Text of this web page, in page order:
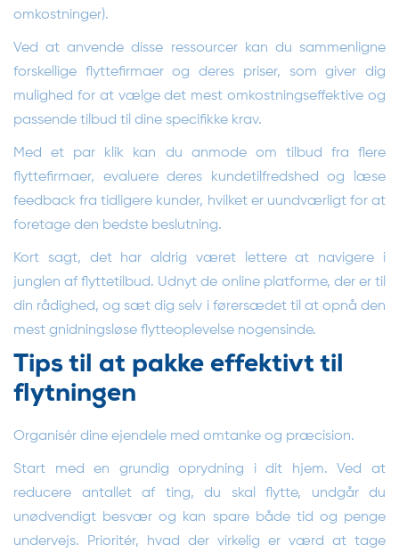
omkostninger).
Ved at anvende disse ressourcer kan du sammenligne
forskellige flyttefirmaer og deres priser, som giver dig
mulighed for at vælge det mest omkostningseffektive og
passende tilbud til dine specifikke krav.
Med et par klik kan du anmode om tilbud fra flere
flyttefirmaer, evaluere deres kundetilfredshed og læse
feedback fra tidligere kunder, hvilket er uundværligt for at
foretage den bedste beslutning.
Kort sagt, det har aldrig været lettere at navigere i
junglen af flyttetilbud. Udnyt de online platforme, der er til
din rådighed, og sæt dig selv i førersædet til at opnå den
mest gnidningsløse flytteoplevelse nogensinde.
Tips til at pakke effektivt til
flytningen
Organisér dine ejendele med omtanke og præcision.
Start med en grundig oprydning i dit hjem. Ved at
reducere antallet af ting, du skal flytte, undgår du
unødvendigt besvær og kan spare både tid og penge
undervejs. Prioritér, hvad der virkelig er værd at tage